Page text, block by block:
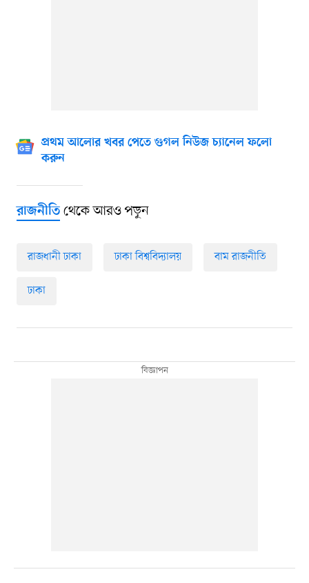
প্রথম আলোর খবর পেতে গুগল নিউজ চ্যানেল ফলো
করুন
রাজনীতিথেকে আরও পড়ুন
রাজধানী ঢাকা ঢাকা বিশ্ববিদ্যালয় বাম রাজনীতি
ঢাকা